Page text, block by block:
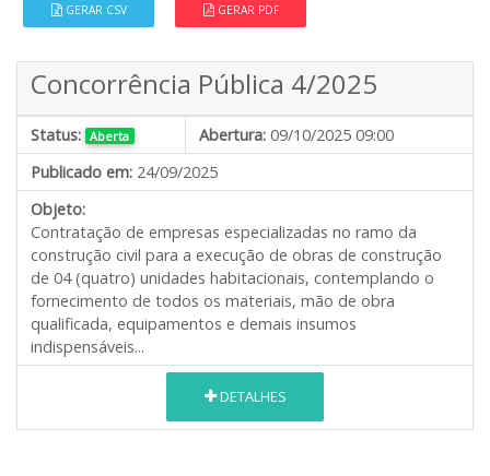
GERAR CSV GERAR PDF
Concorrência Pública 4/2025
Status: Aberta Abertura: 09/10/2025 09:00
Publicado em: 24/09/2025
Objeto:
Contratação de empresas especializadas no ramo da
construção civil para a execução de obras de construção
de 04 (quatro) unidades habitacionais, contemplando o
fornecimento de todos os materiais, mão de obra
qualificada, equipamentos e demais insumos
indispensáveis...
DETALHES